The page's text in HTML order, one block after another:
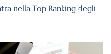
nella Top Ranking degli